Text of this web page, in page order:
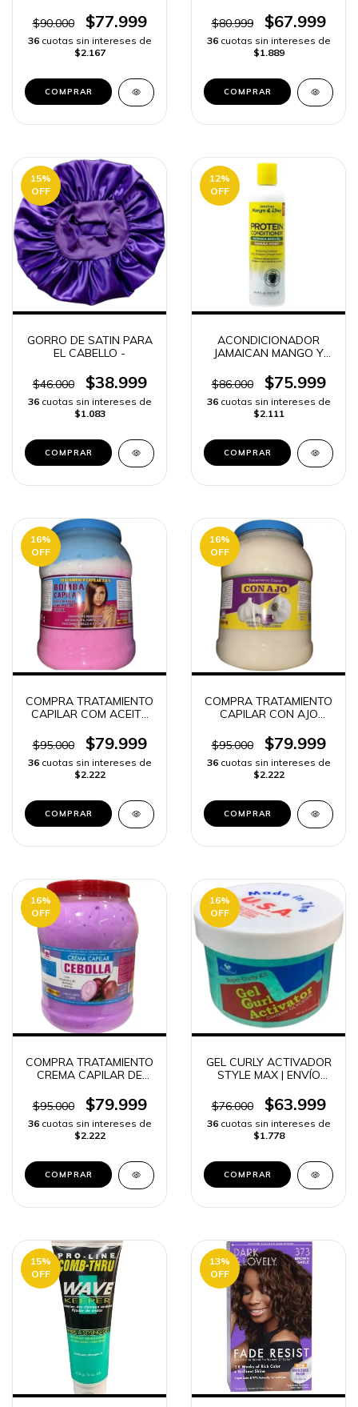
$90.000
$77.999
36 cuotas sin intereses de
$2.167
ORIGINAL
$80.999 $67.999
36 cuotas sin intereses de
$1.889
COMPRAR
15%
OFF
GORRO DE SATIN PARA
EL CABELLO -
$46.000 $38.999
36 cuotas sin intereses de
$1.083
COMPRAR
12%
OFF
ACONDICIONADOR
JAMAICAN MANGO Y
$86.000
$75.999
36 cuotas sin intereses de
$2.111
16%
OFF
COMPRA TRATAMIENTO
CAPILAR COM ACEITE
ENVÍO RÁPIDO
$95.000 $79.999
36 cuotas sin intereses de
$2.222
16%
OFF
COMPRA TRATAMIENTO
CAPILAR CON AJO
$95.000
$79.999
36 cuotas sin intereses de
$2.222
16%
OFF
COMPRA TRATAMIENTO
CREMA CAPILAR DE
ENVÍO RÁPIDO
$95.000 $79.999
36 cuotas sin intereses de
$2.222
16%
OFF
GEL CURLY ACTIVADOR
STYLE MAX | ENVÍO
$76.000
$63.999
36 cuotas sin intereses de
$1.778
15%
OFF
13%
OFF